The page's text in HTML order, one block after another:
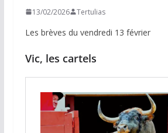
13/02/2026 Tertulias
Les brèves du vendredi 13 février
Vic, les cartels